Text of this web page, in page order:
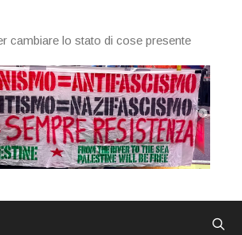
cambiare lo stato di cose presente